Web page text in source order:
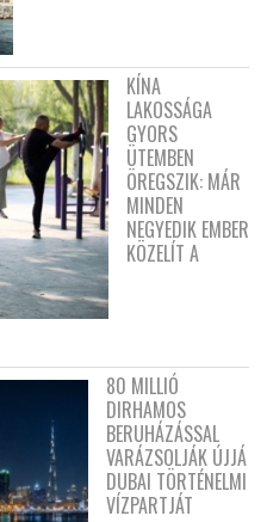
KÍNA
LAKOSSÁGA
GYORS
ÜTEMBEN
ÖREGSZIK: MÁR
MINDEN
NEGYEDIK EMBER
KÖZELÍT A
80 MILLIÓ
DIRHAMOS
BERUHÁZÁSSAL
VARÁZSOLJÁK ÚJJÁ
DUBAI TÖRTÉNELMI
VÍZPARTJÁT